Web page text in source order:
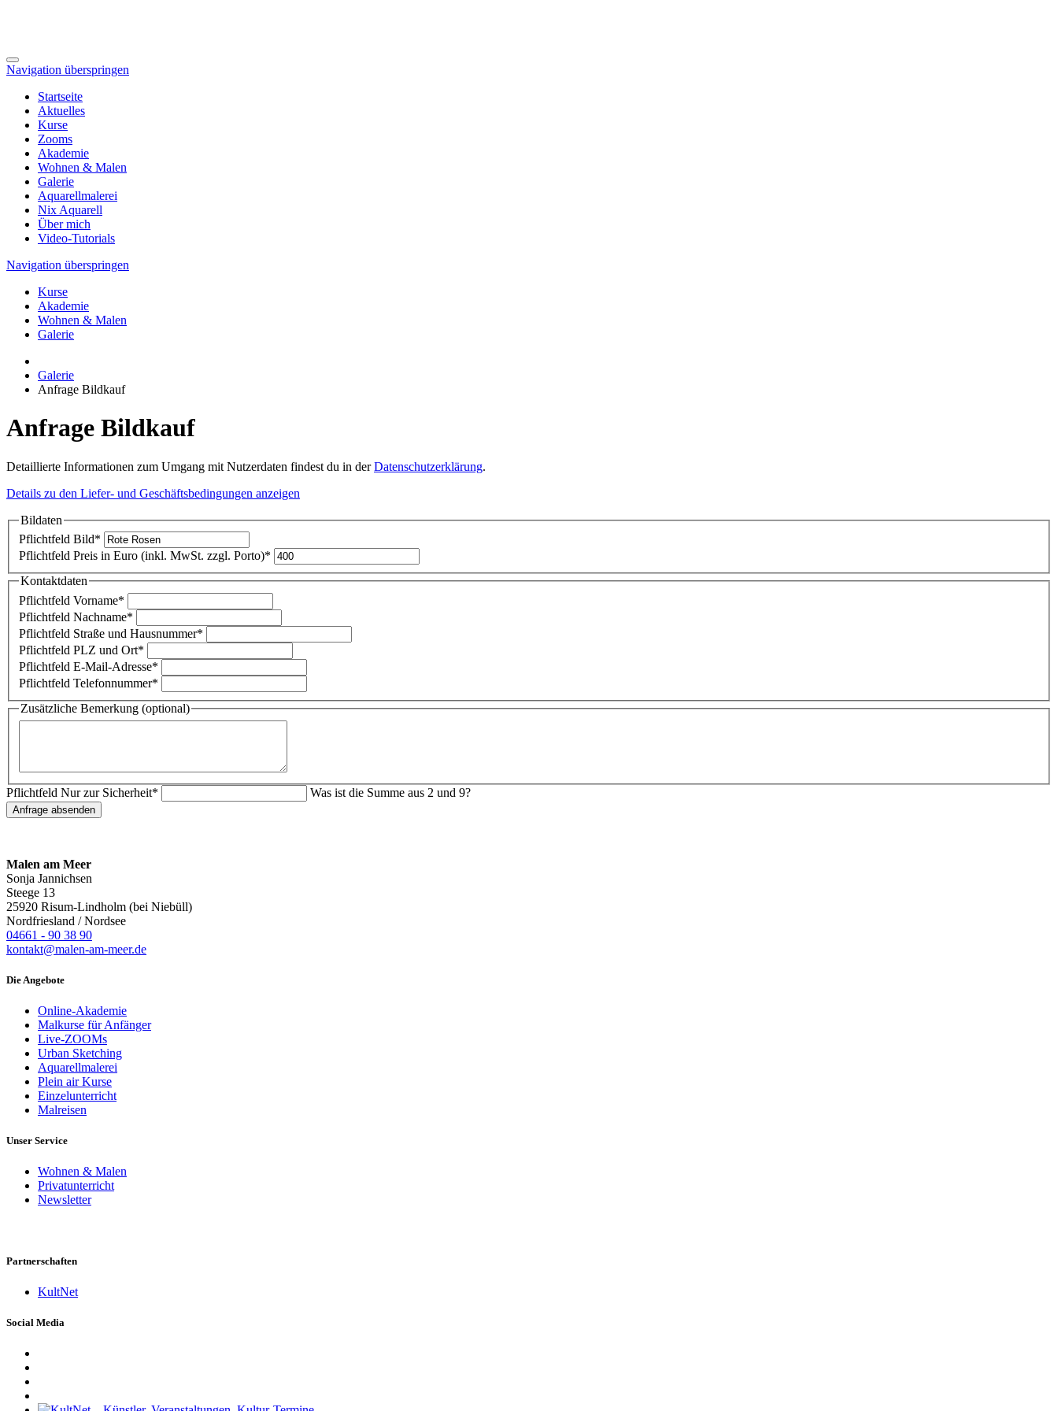
Navigation überspringen
Startseite
Aktuelles
Kurse
Zooms
Akademie
Wohnen & Malen
Galerie
Aquarellmalerei
Nix Aquarell
Über mich
Video-Tutorials
Navigation überspringen
Kurse
Akademie
Wohnen & Malen
Galerie
Galerie
Anfrage Bildkauf
Anfrage Bildkauf
Detaillierte Informationen zum Umgang mit Nutzerdaten findest du in derDatenschutzerklärung.
Details zu den Liefer- und Geschäftsbedingungen anzeigen
Bildaten
Pflichtfeld Bild*
Pflichtfeld Preis in Euro (inkl. MwSt. zzgl. Porto)*
Kontaktdaten
Pflichtfeld Vorname*
Pflichtfeld Nachname*
Pflichtfeld Straße und Hausnummer*
Pflichtfeld PLZ und Ort*
Pflichtfeld E-Mail-Adresse*
Pflichtfeld Telefonnummer*
Zusätzliche Bemerkung (optional)
Pflichtfeld Nur zur Sicherheit* Was ist die Summe aus 2 und 9?
Anfrage absenden
Malen am Meer
Sonja Jannichsen
Steege 13
25920 Risum-Lindholm (bei Niebüll)
Nordfriesland / Nordsee
04661 - 90 38 90
kontakt@malen-am-meer.de
Die Angebote
Online-Akademie
Malkurse für Anfänger
Live-ZOOMs
Urban Sketching
Aquarellmalerei
Plein air Kurse
Einzelunterricht
Malreisen
Unser Service
Wohnen & Malen
Privatunterricht
Newsletter
Partnerschaften
KultNet
Social Media